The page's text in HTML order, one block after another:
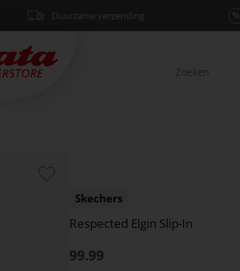
Duurzame verzending %
Skechers
Respected Elgin Slip-In
99.99